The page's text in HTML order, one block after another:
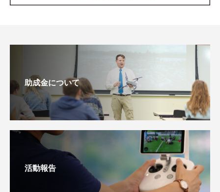
助成金について
活動報告